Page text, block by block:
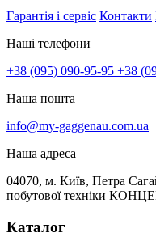
Гарантія і сервіс Контакти
Наші телефони
+38 (095) 090-95-95 +38
Наша пошта
info@my-gaggenau.com.ua
Наша адреса
04070, м. Київ, Петра
побутової техніки
Каталог